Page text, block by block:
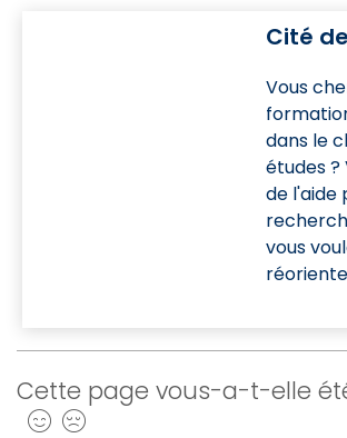
Cité
Vous
dans le
études ?
de l'aide
vous
aimeriez
autre
Cette page vous-a-t-elle
Oui